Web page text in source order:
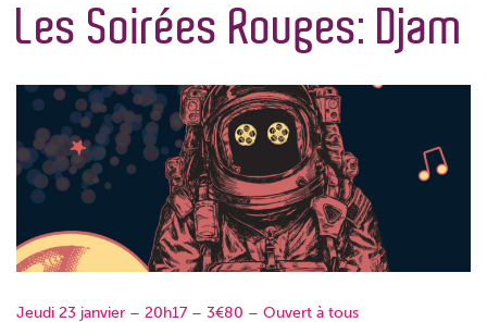
Les Soirées Rouges: Djam
Jeudi 23 janvier – 20h17 – 3€80 – Ouvert à tous